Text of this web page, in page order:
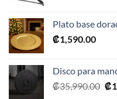
era:
Plato base
₡1,590.00
Disco para
₡35,990.00 El
₡